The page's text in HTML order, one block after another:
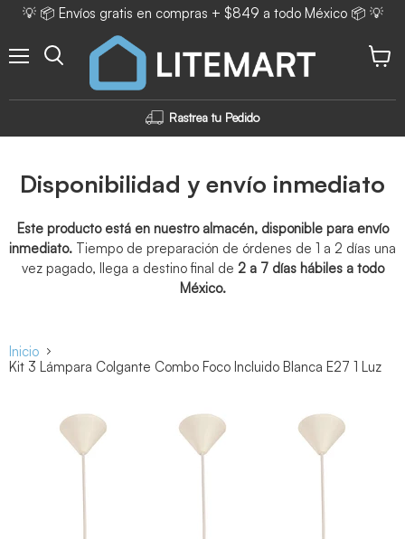
💡 📦 Envíos gratis en compras + $849 a todo México 📦 💡
Rastrea tu Pedido
Disponibilidad y envío inmediato
Este producto está en nuestro almacén, disponible para envío
inmediato. Tiempo de preparación de órdenes de 1 a 2 días una
vez pagado, llega a destino final de 2 a 7 días hábiles a todo
México.
Inicio
Kit 3 Lámpara Colgante Combo Foco Incluido Blanca E27 1 Luz